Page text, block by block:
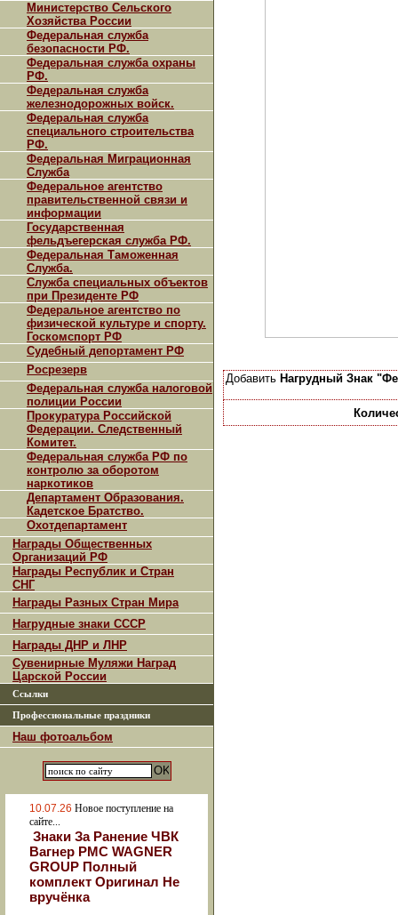
Министерство Сельского
Хозяйства России
Федеральная служба
безопасности РФ.
Федеральная служба охраны
РФ.
Федеральная служба
железнодорожных войск.
Федеральная служба
специального строительства
РФ.
Федеральная Миграционная
Служба
Федеральное агентство
правительственной связи и
информации
Государственная
фельдъегерская служба РФ.
Федеральная Таможенная
Служба.
Служба специальных объектов
при Президенте РФ
Федеральное агентство по
физической культуре и спорту.
Госкомспорт РФ
Судебный депортамент РФ
Росрезерв
Федеральная служба налоговой
полиции России
Прокуратура Российской
Федерации. Следственный
Комитет.
Федеральная служба РФ по
контролю за оборотом
наркотиков
Департамент Образования.
Кадетское Братство.
Охотдепартамент
Награды Общественных
Организаций РФ
Награды Республик и Стран
СНГ
Награды Разных Стран Мира
Нагрудные знаки СССР
Награды ДНР и ЛНР
Сувенирные Муляжи Наград
Царской России
Ссылки
Профессиональные праздники
Наш фотоальбом
10.07.26 Новое поступление на
сайте...
Знаки За Ранение ЧВК
Вагнер РМС WAGNER
GROUP Полный
комплект Оригинал Не
вручёнка
Добавить Нагрудный Знак